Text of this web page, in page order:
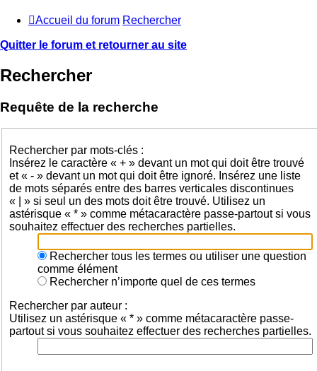
Accueil du forum Rechercher
Quitter le forum et retourner au site
Rechercher
Requête de la recherche
Rechercher par mots-clés :
Insérez le caractère « + » devant un mot qui doit être trouvé
et « - » devant un mot qui doit être ignoré. Insérez une liste
de mots séparés entre des barres verticales discontinues
« | » si seul un des mots doit être trouvé. Utilisez un
astérisque « * » comme métacaractère passe-partout si vous
souhaitez effectuer des recherches partielles.
Rechercher tous les termes ou utiliser une question
comme élément
Rechercher n’importe quel de ces termes
Rechercher par auteur :
Utilisez un astérisque « * » comme métacaractère passe-
partout si vous souhaitez effectuer des recherches partielles.